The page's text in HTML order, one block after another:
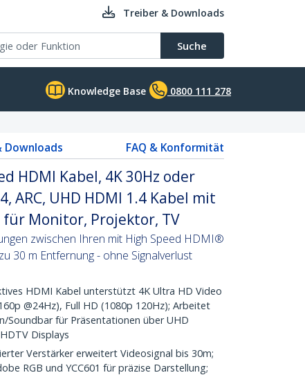
Treiber & Downloads
Suche
Knowledge Base 0800 111 278
Downloads FAQ & Konformität
HDMI Kabel, 4K 30Hz oder
ARC, UHD HDMI 1.4 Kabel mit
Monitor, Projektor, TV
zwischen Ihren mit High Speed HDMI®
30 m Entfernung - ohne Signalverlust
HDMI Kabel unterstützt 4K Ultra HD Video
@24Hz), Full HD (1080p 120Hz); Arbeitet
für Präsentationen über UHD
Displays
Verstärker erweitert Videosignal bis 30m;
RGB und YCC601 für präzise Darstellung;